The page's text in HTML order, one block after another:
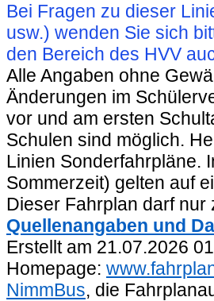
Bei Fragen zu dieser
usw.) wenden Sie sich
den Bereich des HVV
Alle Angaben ohne
Änderungen im
vor und am ersten
Schulen sind möglich.
Linien Sonderfahrpläne.
Sommerzeit) gelten auf
Dieser Fahrplan darf
Quellenangaben und
Erstellt am 21.07.2026
Homepage:
NimmBus, die